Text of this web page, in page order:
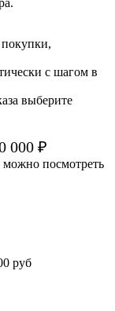
с шагом в
выберите
000 ₽
посмотреть
руб